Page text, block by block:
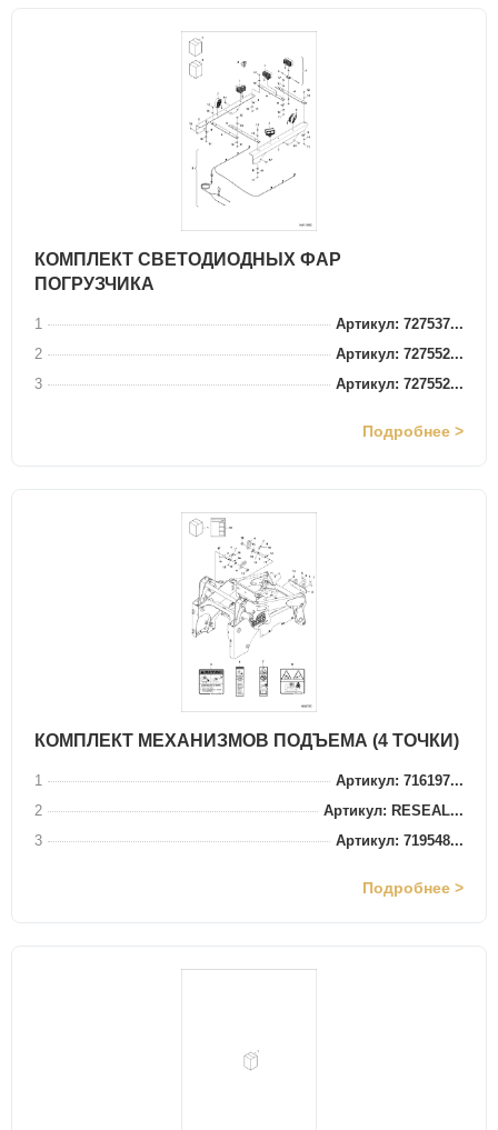
КОМПЛЕКТ СВЕТОДИОДНЫХ ФАР
ПОГРУЗЧИКА
1
Артикул: 727537...
2
Артикул: 727552...
3
Артикул: 727552...
Подробнее >
КОМПЛЕКТ МЕХАНИЗМОВ ПОДЪЕМА (4 ТОЧКИ)
1
Артикул: 716197...
2
Артикул: RESEAL...
3
Артикул: 719548...
Подробнее >